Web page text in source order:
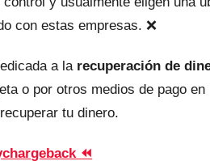
con estas empresas. ❌
a la recuperación de
o por otros medios de pago
tu dinero.
⏪